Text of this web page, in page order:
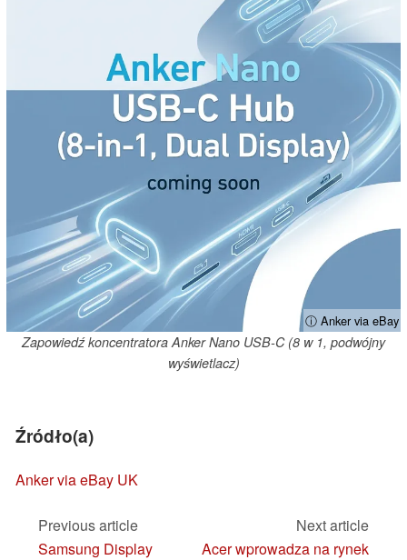
ⓘ Anker via eBay
Zapowiedź koncentratora Anker Nano USB-C (8 w 1, podwójny
wyświetlacz)
Źródło(a)
Anker via eBay UK
Previous article
Samsung Display
Next article
Acer wprowadza na rynek